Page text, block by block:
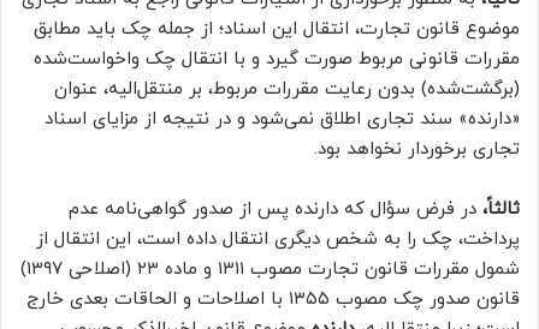
موضوع قانون تجارت، انتقال این اسناد؛ از جمله چک باید مطابق
مقررات قانونی مربوط صورت گیرد و با انتقال چک واخواست‌شده
(برگشت‌شده) بدون رعایت مقررات مربوط، بر منتقل‌الیه، عنوان
«دارنده» سند تجاری اطلاق نمی‌شود و در نتیجه از مزایای اسناد
تجاری برخوردار نخواهد بود.
ثالثاً، در فرض سؤال که دارنده پس از صدور گواهی‌نامه عدم
پرداخت، چک را به شخص دیگری انتقال داده است، این انتقال از
شمول مقررات قانون تجارت مصوب ۱۳۱۱ و ماده ۲۳ (اصلاحی ۱۳۹۷)
قانون صدور چک مصوب ۱۳۵۵ با اصلاحات و الحاقات بعدی خارج